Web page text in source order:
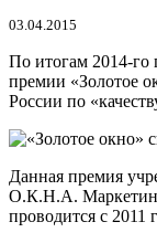
03.04.2015
По итогам 2014-го
премии «Золотое
России по
Данная премия
О.К.Н.А.
проводится с 2011